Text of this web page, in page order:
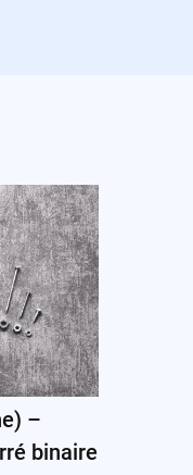
–
binaire